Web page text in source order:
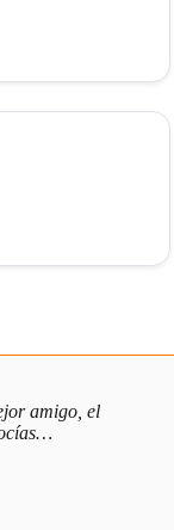
amigo, el